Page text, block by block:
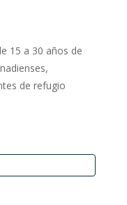
15 a 30 años de
de refugio